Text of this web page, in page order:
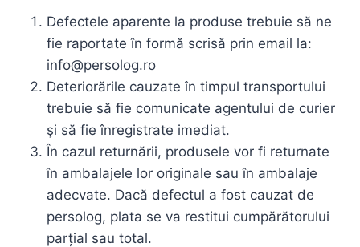
Defectele aparente la produse trebuie să ne
fie raportate în formă scrisă prin email la:
info@persolog.ro
Deteriorările cauzate în timpul transportului
trebuie să fie comunicate agentului de curier
şi să fie înregistrate imediat.
În cazul returnării, produsele vor fi returnate
în ambalajele lor originale sau în ambalaje
adecvate. Dacă defectul a fost cauzat de
persolog, plata se va restitui cumpărătorului
parțial sau total.